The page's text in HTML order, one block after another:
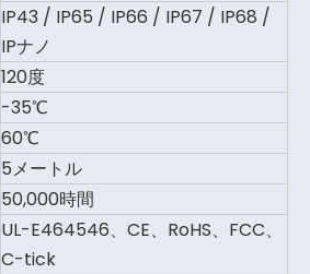
IP43 / IP65 / IP66 / IP67 / IP68 /
IPナノ
120度
-35℃
60℃
5メートル
50,000時間
UL-E464546、CE、RoHS、FCC、
C-tick